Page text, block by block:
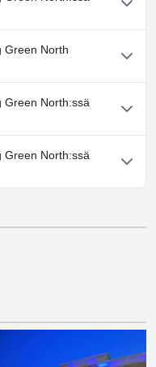
seuraavista
North ei tarjoa kylpylää.
Green North
North ei salli koiria.
Green North:ssä
North tarjoaa
Green North:ssä